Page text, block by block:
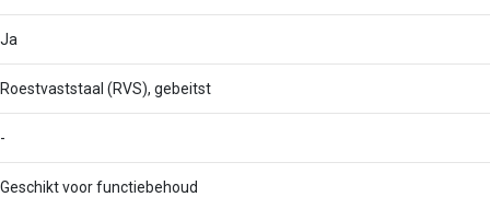
Ja
Roestvaststaal (RVS), gebeitst
-
Geschikt voor functiebehoud